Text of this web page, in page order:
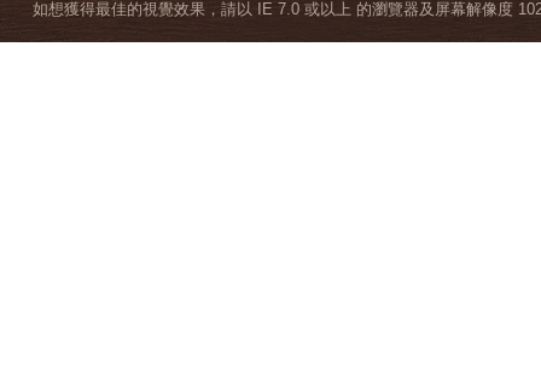
如想獲得最佳的視覺效果，請以 IE 7.0 或以上 的瀏覽器及屏幕解像度